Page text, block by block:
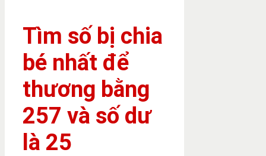
Tìm số bị chia
bé nhất để
thương bằng
257 và số dư
là 25